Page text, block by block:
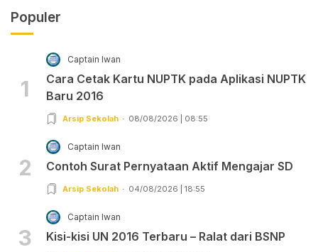
Populer
1
Captain Iwan
Cara Cetak Kartu NUPTK pada Aplikasi NUPTK
Baru 2016
Arsip Sekolah 08/08/2026 | 08:55
2
Captain Iwan
Contoh Surat Pernyataan Aktif Mengajar SD
Arsip Sekolah 04/08/2026 | 18:55
3
Captain Iwan
Kisi-kisi UN 2016 Terbaru – Ralat dari BSNP